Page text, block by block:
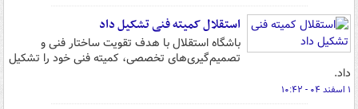
استقلال کمیته فنی تشکیل داد
باشگاه استقلال با هدف تقویت ساختار فنی و
تصمیم‌گیری‌های تخصصی، کمیته فنی خود را تشکیل
داد.
۱ اسفند ۰۴ - ۱۰:۴۲